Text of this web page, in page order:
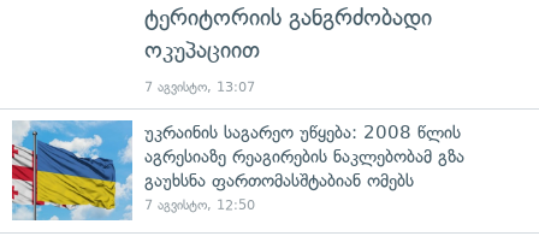
ტერიტორიის განგრძობადი
ოკუპაციით
7 აგვისტო, 13:07
უკრაინის საგარეო უწყება: 2008 წლის
აგრესიაზე რეაგირების ნაკლებობამ გზა
გაუხსნა ფართომასშტაბიან ომებს
7 აგვისტო, 12:50